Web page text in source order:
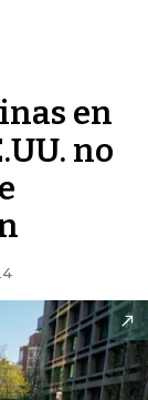
en
no